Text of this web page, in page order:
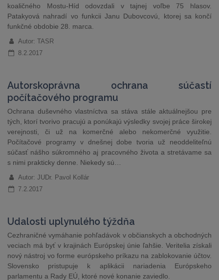
koaličného Mostu-Híd odovzdali v tajnej voľbe 75 hlasov.
Patakyová nahradí vo funkcii Janu Dubovcovú, ktorej sa končí
funkčné obdobie 28. marca.
Autor: TASR
8.2.2017
Autorskoprávna ochrana súčastí
počítačového programu
Ochrana duševného vlastníctva sa stáva stále aktuálnejšou pre
tých, ktorí tvorivo pracujú a ponúkajú výsledky svojej práce širokej
verejnosti, či už na komerčné alebo nekomerčné využitie.
Počítačové programy v dnešnej dobe tvoria už neoddeliteľnú
súčasť nášho súkromného aj pracovného života a stretávame sa
s nimi prakticky denne. Niekedy sú…
Autor: JUDr. Pavol Kollár
7.2.2017
Udalosti uplynulého týždňa
Cezhraničné vymáhanie pohľadávok v občianskych a obchodných
veciach má byť v krajinách Európskej únie ľahšie. Veritelia získali
nový nástroj vo forme európskeho príkazu na zablokovanie účtov.
Slovensko pristupuje k aplikácii nariadenia Európskeho
parlamentu a Rady EÚ, ktoré nové konanie zaviedlo.